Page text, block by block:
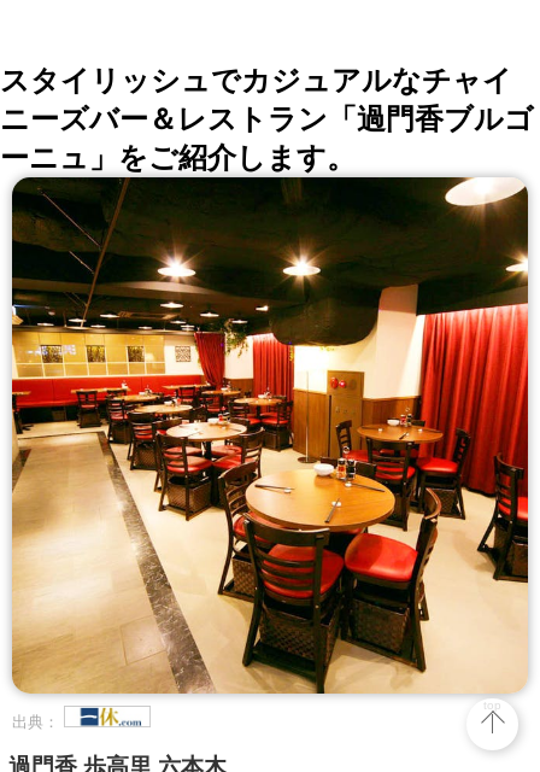
スタイリッシュでカジュアルなチャイ
ニーズバー＆レストラン「過門香ブルゴ
ーニュ」をご紹介します。
出典：
過門香 歩高里 六本木
top